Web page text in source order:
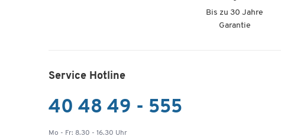
Bis zu 30 Jahre
Garantie
Service Hotline
40 48 49 - 555
Mo - Fr: 8.30 - 16.30 Uhr